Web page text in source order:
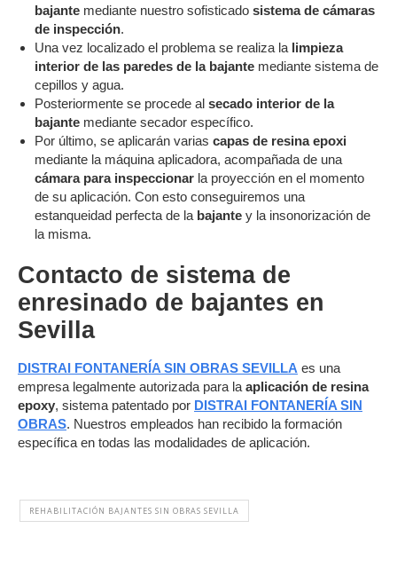
bajantemediante nuestro sofisticado sistema de cámaras
de inspección.
Una vez localizado el problema se realiza la limpieza
interior de las paredes de la bajantemediante sistema de
cepillos y agua.
Posteriormente se procede al secado interior de la
bajantemediante secador específico.
Por último, se aplicarán varias capas de resina epoxi
mediante la máquina aplicadora, acompañada de una
cámara para inspeccionarla proyección en el momento
de su aplicación. Con esto conseguiremos una
estanqueidad perfecta de la bajante y la insonorización de
la misma.
Contacto de sistema de
enresinado de bajantes en
Sevilla
DISTRAI FONTANERÍA SIN OBRAS SEVILLA es una
empresa legalmente autorizada para la aplicación de resina
epoxy, sistema patentado por DISTRAI FONTANERÍA SIN
OBRAS. Nuestros empleados han recibido la formación
específica en todas las modalidades de aplicación.
REHABILITACIÓN BAJANTES SIN OBRAS SEVILLA